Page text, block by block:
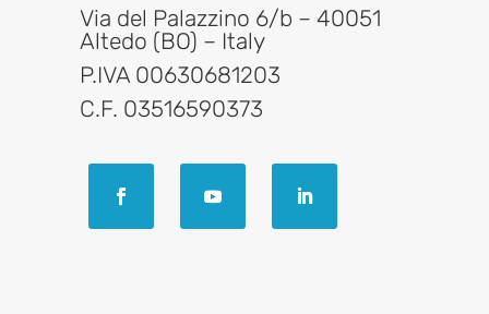
Via del Palazzino 6/b – 40051
Altedo (BO) – Italy
P.IVA 00630681203
C.F. 03516590373